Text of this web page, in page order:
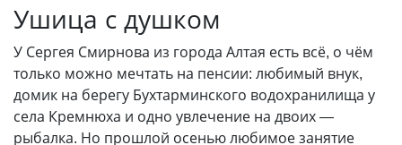
Ушица с душком
У Сергея Смирнова из города Алтая есть всё, о чём
только можно мечтать на пенсии: любимый внук,
домик на берегу Бухтарминского водохранилища у
села Кремнюха и одно увлечение на двоих —
рыбалка. Но прошлой осенью любимое занятие